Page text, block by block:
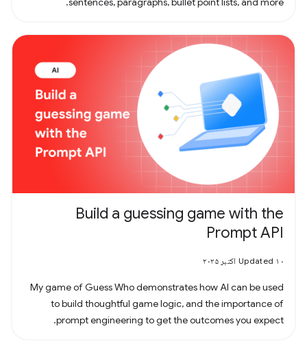
Build a guessing game with the
Prompt API
Updated ۱۰ اکتبر ۲۰۲۵
My game of Guess Who demonstrates how AI can be used
to build thoughtful game logic, and the importance of
prompt engineering to get the outcomes you expect.